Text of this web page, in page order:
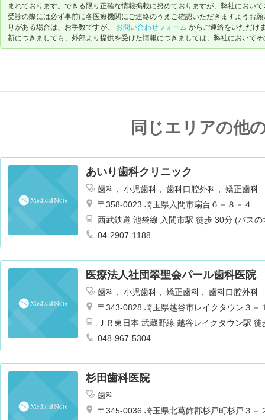
まれております。できる限り正確な情報掲載に努めておりますが、弊社におい
受診の際には必ず事前に各医療機関にご連絡のうえご確認いただきますようお
りがある場合は、お手数ですが、 お問い合わせフォーム からご連絡をいただけ
新につきましても、外部より提供を受けた情報につきましては、弊社において
同じエリアの他
あいり歯科クリニック
歯科 小児歯科 歯科口腔外科
矯正歯科
〒358-0023 埼玉県入間市扇台６－８－４
西武鉄道 池袋線 入間市駅 徒歩 30分 (バス
04-2907-1188
医療法人社団翠聖会パール歯科医院
歯科 小児歯科 矯正歯科
歯科口腔外科
〒343-0828 埼玉県越谷市レイクタウン３
ＪＲ東日本 武蔵野線 越谷レイクタウン駅 徒
048-967-5304
杉田歯科医院
歯科
〒345-0036 埼玉県北葛飾郡杉戸町杉戸３－